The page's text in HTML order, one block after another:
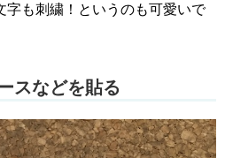
字も刺繍！というのも可愛いで
スなどを貼る